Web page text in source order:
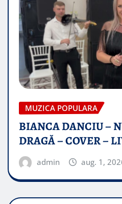
MUZICA POPULARA
BIANCA DANCIU –
DRAGĂ – COVER –
admin aug. 1,